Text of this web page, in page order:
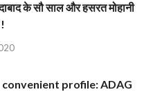
के सौ साल और हसरत मोहानी
profile: ADAG